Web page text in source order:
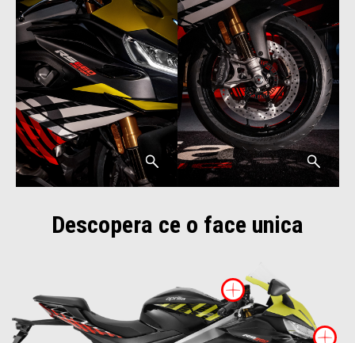
Descopera ce o face unica
Mai multe